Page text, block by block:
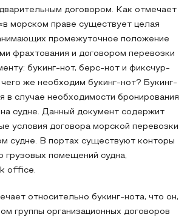
договором. Как отмечает
морском праве существует целая
промежуточное положение
фрахтования и договором перевозки
букинг-нот, берс-нот и фиксчур-
же необходим букинг-нот? Букинг-
в случае необходимости бронирования
судне. Данный документ содержит
условия договора морской перевозки
судне. В портах существуют конторы
грузовых помещений судна,
office.
относительно букинг-нота, что он,
группы организационных договоров